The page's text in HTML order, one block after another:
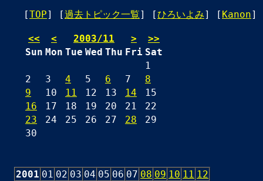
[TOP] [過去トピック一覧] [ひろいよみ] [ Kanon]
<< < 2003/11 >
>>
Sun Mon Tue Wed Thu Fri Sat
1
2
3 4 5 6 7
8
9
10 11 12 13 14
15
16
17 18 19 20 21
22
23
24 25 26 27 28
29
30
2001 01 02 03 04 05 06 07 08 09 10 11 12